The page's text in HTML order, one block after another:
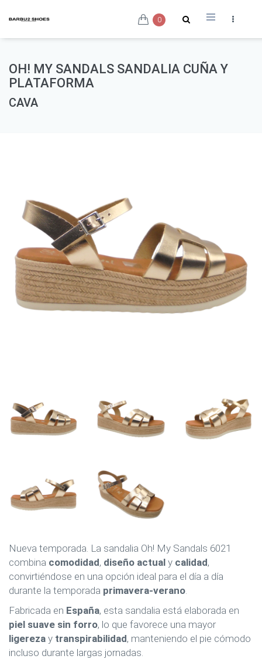
0
OH! MY SANDALS SANDALIA CUÑA Y
PLATAFORMA
CAVA
Nueva temporada. La sandalia Oh! My Sandals 6021
combina comodidad, diseño actual y calidad,
convirtiéndose en una opción ideal para el día a día
durante la temporada primavera-verano.
Fabricada en España, esta sandalia está elaborada en
piel suave sin forro, lo que favorece una mayor
ligereza y transpirabilidad, manteniendo el pie cómodo
incluso durante largas jornadas.